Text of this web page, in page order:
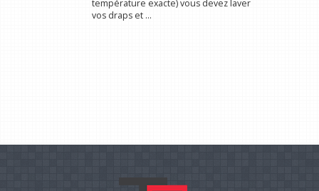
température exacte) vous devez laver
vos draps et ...